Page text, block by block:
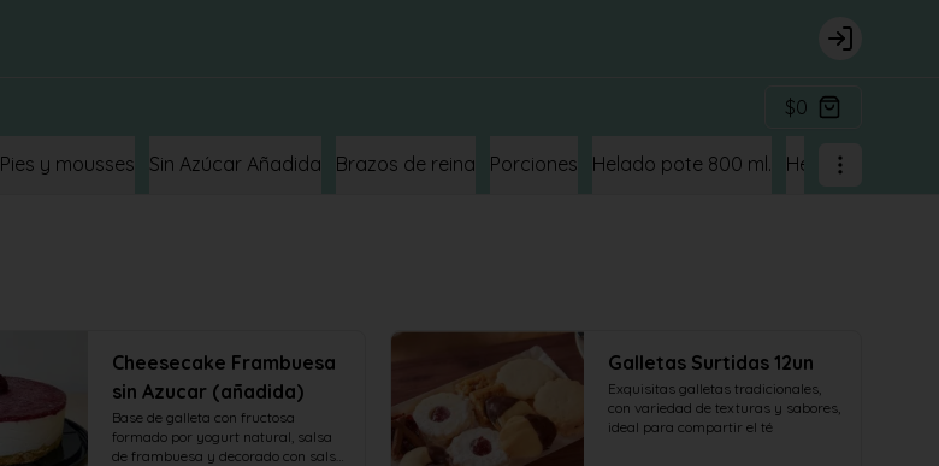
Login
$0
Pies y mousses Sin Azúcar Añadida Brazos de reina Porciones Helado pote 800 ml. Helado CUBETA
Cheesecake Frambuesa
sin Azucar (añadida)
Base de galleta con fructosa
formado por yogurt natural, salsa
de frambuesa y decorado con salsa
Galletas Surtidas 12un
Exquisitas galletas tradicionales,
con variedad de texturas y sabores,
ideal para compartir el té